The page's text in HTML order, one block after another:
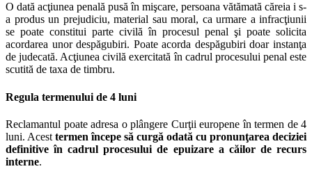
O dată acţiunea penală pusă în mişcare, persoana vătămată căreia i s-
a produs un prejudiciu, material sau moral, ca urmare a infracţiunii
se poate constitui parte civilă în procesul penal şi poate solicita
acordarea unor despăgubiri. Poate acorda despăgubiri doar instanţa
de judecată. Acţiunea civilă exercitată în cadrul procesului penal este
scutită de taxa de timbru.
Regula termenului de 4 luni
Reclamantul poate adresa o plângere Curţii europene în termen de 4
luni. Acest termen începe să curgă odată cu pronunţarea deciziei
definitive în cadrul procesului de epuizare a căilor de recurs
interne.